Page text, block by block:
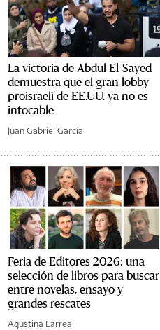
La victoria de Abdul El-Sayed
demuestra que el gran lobby
proisraelí de EE.UU. ya no es
intocable
Juan Gabriel García
Feria de Editores 2026: una
selección de libros para buscar
entre novelas, ensayo y
grandes rescates
Agustina Larrea